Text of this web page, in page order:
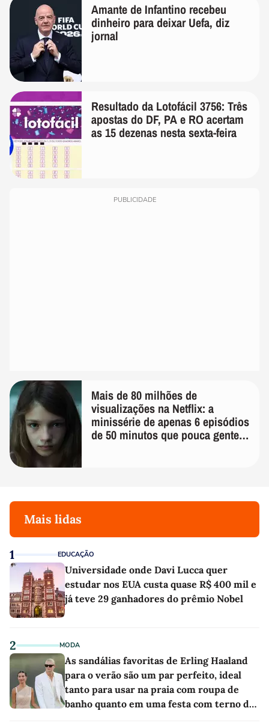
Amante de Infantino recebeu
dinheiro para deixar Uefa, diz
jornal
Resultado da Lotofácil 3756: Três
apostas do DF, PA e RO acertam
as 15 dezenas nesta sexta-feira
PUBLICIDADE
Mais de 80 milhões de
visualizações na Netflix: a
minissérie de apenas 6 episódios
de 50 minutos que pouca gente
Mais lidas
1 EDUCAÇÃO
Universidade onde Davi Lucca quer
estudar nos EUA custa quase R$ 400 mil e
já teve 29 ganhadores do prêmio Nobel
2 MODA
As sandálias favoritas de Erling Haaland
para o verão são um par perfeito, ideal
tanto para usar na praia com roupa de
banho quanto em uma festa com terno de